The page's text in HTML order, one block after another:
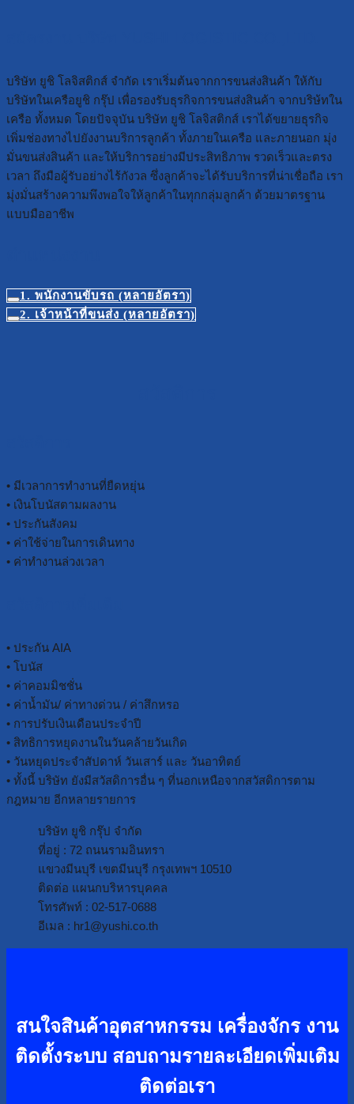
บริษัท ยูชิ โลจิสติกส์ จำกัด เราเริ่มต้นจากการขนส่งสินค้า ให้กับ
บริษัทในเครือยูชิ กรุ๊ป เพื่อรองรับธุรกิจการขนส่งสินค้า จากบริษ้ทใน
เครือ ทั้งหมด โดยปัจจุบัน บริษัท ยูชิ โลจิสติกส์ เราได้ขยายธุรกิจ
เพิ่มช่องทางไปยังงานบริการลูกค้า ทั้งภายในเครือ และภายนอก มุ่ง
มั่นขนส่งสินค้า และให้บริการอย่างมีประสิทธิภาพ รวดเร็วและตรง
เวลา ถึงมือผู้รับอย่างไร้กังวล ซึ่งลูกค้าจะได้รับบริการที่น่าเชื่อถือ เรา
มุ่งมั่นสร้างความพึงพอใจให้ลูกค้าในทุกกลุ่มลูกค้า ด้วยมาตรฐาน
แบบมืออาชีพ
1. พนักงานขับรถ (หลายอัตรา)
2. เจ้าหน้าที่ขนส่ง (หลายอัตรา)
• มีเวลาการทำงานที่ยืดหยุ่น
• เงินโบนัสตามผลงาน
• ประกันสังคม
• ค่าใช้จ่ายในการเดินทาง
• ค่าทำงานล่วงเวลา
• ประกัน AIA
• โบนัส
• ค่าคอมมิชชั่น
• ค่าน้ำมัน/ ค่าทางด่วน / ค่าสึกหรอ
• การปรับเงินเดือนประจำปี
• สิทธิการหยุดงานในวันคล้ายวันเกิด
• วันหยุดประจำสัปดาห์ วันเสาร์ และ วันอาทิตย์
• ทั้งนี้ บริษัท ยังมีสวัสดิการอื่น ๆ ที่นอกเหนือจากสวัสดิการตาม
กฎหมาย อีกหลายรายการ
บริษัท ยูชิ กรุ๊ป จำกัด
ที่อยู่ : 72 ถนนรามอินทรา
แขวงมีนบุรี เขตมีนบุรี กรุงเทพฯ 10510
ติดต่อ แผนกบริหารบุคคล
โทรศัพท์ : 02-517-0688
อีเมล : hr1@yushi.co.th
สนใจสินค้าอุตสาหกรรม เครื่องจักร งาน
ติดตั้งระบบ สอบถามรายละเอียดเพิ่มเติม
ติดต่อเรา